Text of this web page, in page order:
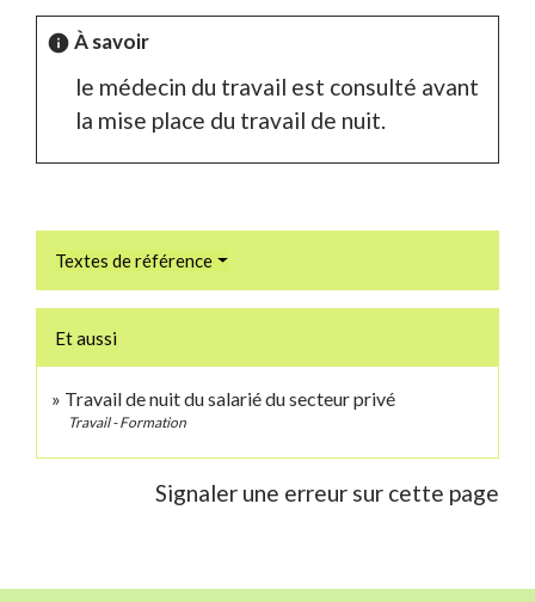
info À savoir
le médecin du travail est consulté avant
la mise place du travail de nuit.
Textes de référence
Et aussi
Travail de nuit du salarié du secteur privé
Travail - Formation
Signaler une erreur sur cette page